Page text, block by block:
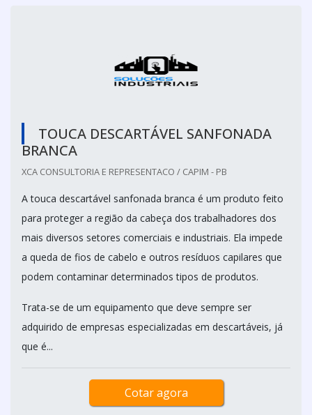
TOUCA DESCARTÁVEL SANFONADA
BRANCA
XCA CONSULTORIA E REPRESENTACO / CAPIM - PB
A touca descartável sanfonada branca é um produto feito
para proteger a região da cabeça dos trabalhadores dos
mais diversos setores comerciais e industriais. Ela impede
a queda de fios de cabelo e outros resíduos capilares que
podem contaminar determinados tipos de produtos.
Trata-se de um equipamento que deve sempre ser
adquirido de empresas especializadas em descartáveis, já
que é...
Cotar agora